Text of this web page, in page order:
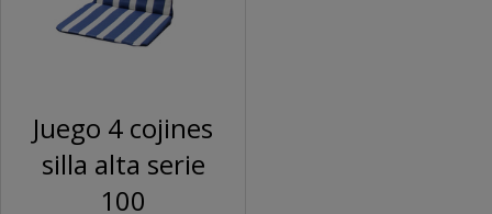
Juego 4 cojines
silla alta serie
100